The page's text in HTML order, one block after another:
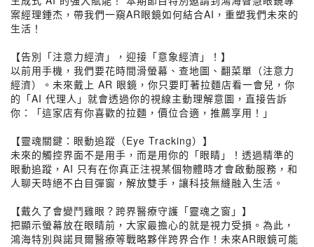
案經理鍾杰，帶我們一窺AR眼鏡如何結合AI，重塑我們未來的
生活！
【告別「注意力經濟」，迎接「意象經濟」！】
以前用手機，我們要花時間滑螢幕、查地圖、翻菜單（注意力
經濟）。未來戴上 AR 眼鏡，你只要盯著拉麵店看一會兒，你
的「AI 代理人」就會透過你的視線主動理解意圖，直接告訴
你：「這家店有你喜歡的拉麵，價位合適，推薦享用！」
【靈魂關鍵：眼動追蹤（Eye Tracking）】
未來的觸控界面不是用手，而是用你的「眼睛」！透過精準的
眼動追蹤，AI 只有在你真正注視某個物體時才會啟動服務，和
人聊天時絕不白目彈窗，解放雙手，讓科技無縫融入生活。
【戴久了會變鬥雞眼？跨界醫療守護「靈魂之窗」】
把顯示螢幕放在眼睛前，大家最擔心的就是視力受損。為此，
鴻海特別與諾貝爾醫療等戰略夥伴跨界合作！未來AR眼鏡可能